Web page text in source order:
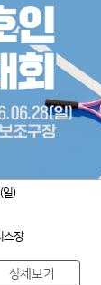
)
스장
상세보기